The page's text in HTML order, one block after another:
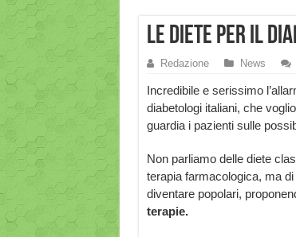
Le diete per il
Redazione News
Incredibile e serissimo
diabetologi italiani, che
guardia i pazienti sulle
Non parliamo delle diete
terapia farmacologica, ma
diventare popolari,
terapie.